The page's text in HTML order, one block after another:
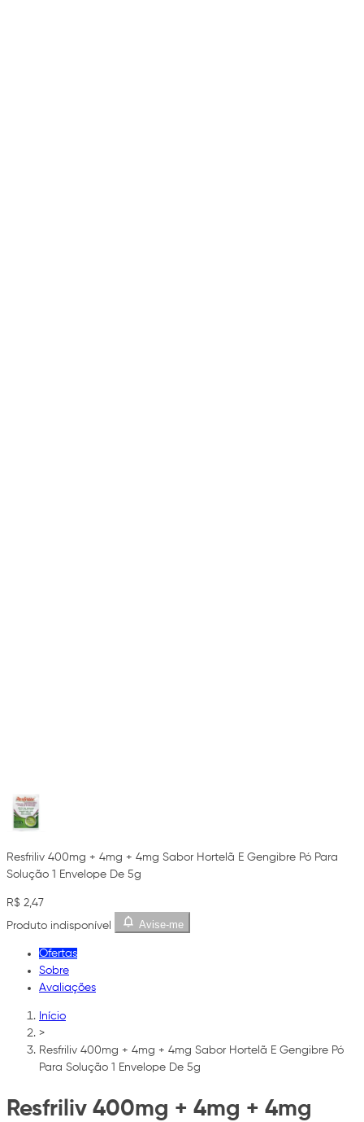
Resfriliv 400mg + 4mg + 4mg Sabor Hortelã E Gengibre Pó Para
Solução 1 Envelope De 5g
R$ 2,47
Produto indisponível
Avise-me
Ofertas
Sobre
Avaliações
Início
>
Resfriliv 400mg + 4mg + 4mg Sabor Hortelã E Gengibre Pó
Para Solução 1 Envelope De 5g
Resfriliv 400mg + 4mg + 4mg